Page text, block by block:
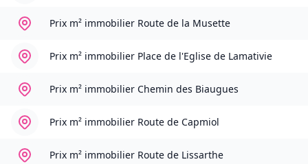
Prix m² immobilier Route de la Musette
Prix m² immobilier Place de l'Eglise de Lamativie
Prix m² immobilier Chemin des Biaugues
Prix m² immobilier Route de Capmiol
Prix m² immobilier Route de Lissarthe